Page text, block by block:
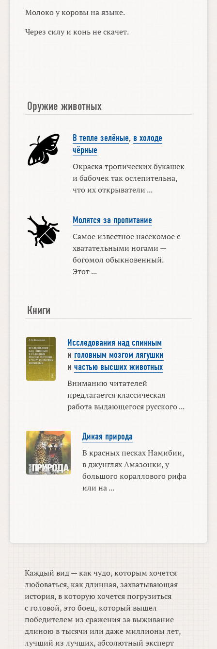
Молоко у коровы на языке.
Через силу и конь не скачет.
Оружие животных
В тепле зелёные, в холоде
чёрные
Окраска тропических букашек
и бабочек так ослепительна,
что их открыватели ...
Молятся за пропитание
Самое известное насекомое с
хватательными ногами —
богомол обыкновенный.
Этот ...
Книги
Исследования над спинным
и головным мозгом лягушки
и частью высших животных
Вниманию читателей
предлагается классическая
работа выдающегося русского ...
Дикая природа
В красных песках Намибии,
в джунглях Амазонки, у
большого кораллового рифа
или на ...
Каждый вид — как чудо, которым хочется
любоваться, как длинная, захватывающая
история, в которую хочется погрузиться
с головой, это боец, который вышел
победителем из сражения за выживание
длиною в тысячи или даже миллионы лет,
лучший из лучших, абсолютный эксперт